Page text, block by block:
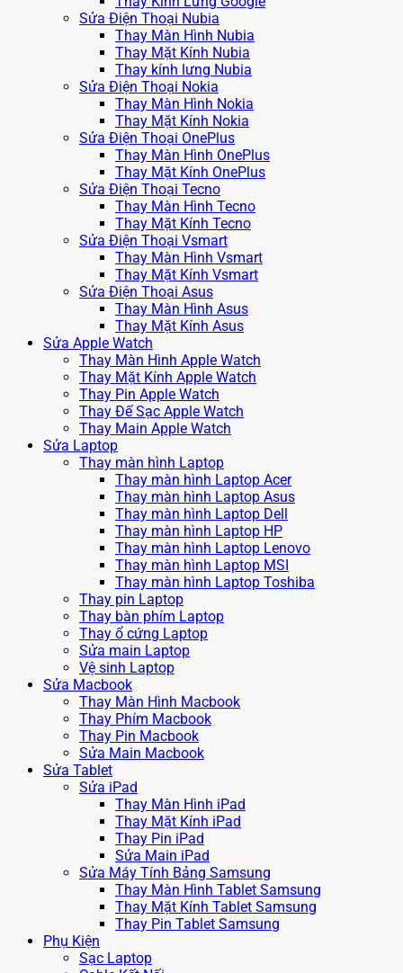
Sửa Điện Thoại Nubia
Thay Màn Hình Nubia
Thay Mặt Kính Nubia
Thay kính lưng Nubia
Sửa Điện Thoại Nokia
Thay Màn Hình Nokia
Thay Mặt Kính Nokia
Sửa Điện Thoại OnePlus
Thay Màn Hình OnePlus
Thay Mặt Kính OnePlus
Sửa Điện Thoại Tecno
Thay Màn Hình Tecno
Thay Mặt Kính Tecno
Sửa Điện Thoại Vsmart
Thay Màn Hình Vsmart
Thay Mặt Kính Vsmart
Sửa Điện Thoại Asus
Thay Màn Hình Asus
Thay Mặt Kính Asus
Sửa Apple Watch
Thay Màn Hình Apple Watch
Thay Mặt Kính Apple Watch
Thay Pin Apple Watch
Thay Đế Sạc Apple Watch
Thay Main Apple Watch
Sửa Laptop
Thay màn hình Laptop
Thay màn hình Laptop Acer
Thay màn hình Laptop Asus
Thay màn hình Laptop Dell
Thay màn hình Laptop HP
Thay màn hình Laptop Lenovo
Thay màn hình Laptop MSI
Thay màn hình Laptop Toshiba
Thay pin Laptop
Thay bàn phím Laptop
Thay ổ cứng Laptop
Sửa main Laptop
Vệ sinh Laptop
Sửa Macbook
Thay Màn Hình Macbook
Thay Phím Macbook
Thay Pin Macbook
Sửa Main Macbook
Sửa Tablet
Sửa iPad
Thay Màn Hình iPad
Thay Mặt Kính iPad
Thay Pin iPad
Sửa Main iPad
Sửa Máy Tính Bảng Samsung
Thay Màn Hình Tablet Samsung
Thay Mặt Kính Tablet Samsung
Thay Pin Tablet Samsung
Phụ Kiện
Sạc Laptop